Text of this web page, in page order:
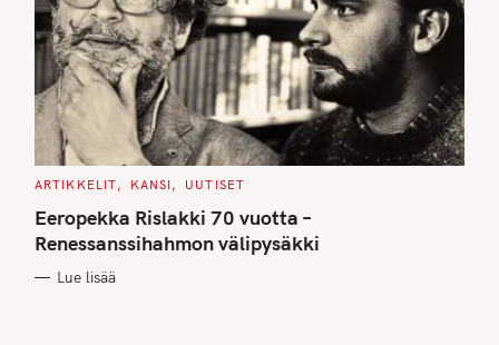
C
T
E
G
O
I
ARTIKKELIT KANSI UUTISET
Eeropekka Rislakki 70 vuotta –
Renessanssihahmon välipysäkki
Lue lisää